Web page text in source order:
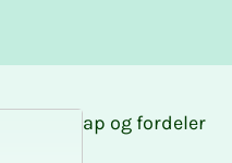
Medlemskap og fordeler